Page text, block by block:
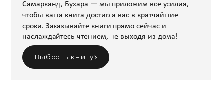
Самарканд, Бухара — мы приложим все усилия,
чтобы ваша книга достигла вас в кратчайшие
сроки. Заказывайте книги прямо сейчас и
наслаждайтесь чтением, не выходя из дома!
Выбрать книгу